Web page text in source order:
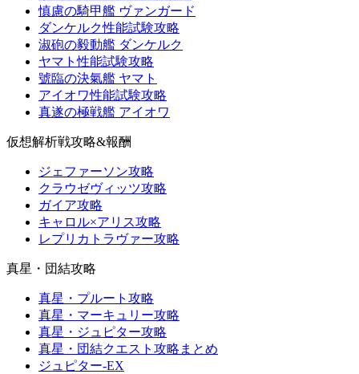
慎慮の騎甲艦 ヴァンガード
ダンケルク性能試験攻略
淑砲の毅動艦 ダンケルク
ヤマト性能試験攻略
號臨の決氣艦 ヤマト
アイオワ性能試験攻略
真遂の極戦艦 アイオワ
仮想解析戦攻略&報酬
ジェファーソン攻略
クラウゼヴィッツ攻略
ガイア攻略
キャロル×アリス攻略
レプリカトラヴァー攻略
真星・団結攻略
真星・プルート攻略
真星・マーキュリー攻略
真星・ジュピター攻略
真星・団結クエスト攻略まとめ
ジュピター-EX